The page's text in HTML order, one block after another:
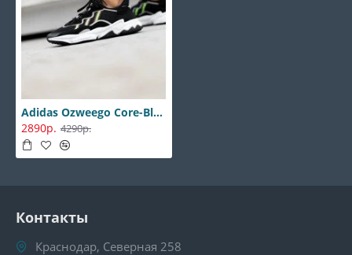
Adidas Ozweego Core-Black-Green
2890р. 4290р.
Контакты
Краснодар, Северная 258